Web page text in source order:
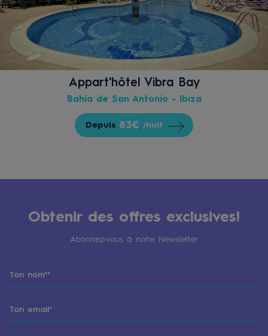
Appart'hôtel Vibra Bay
Bahía de San Antonio - Ibiza
Depuis 83€ /nuit
Obtenir des offres exclusives!
Abonnez-vous à notre Newsletter